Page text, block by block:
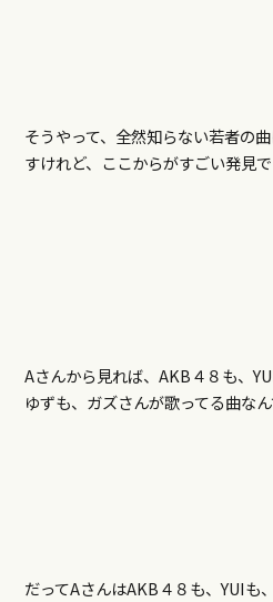
そうやって、全然知らない若者の
すけれど、ここからがすごい発見で
Aさんから見れば、AKB４８も、
ゆずも、ガズさんが歌ってる曲なん
だってAさんはAKB４８も、YUIも